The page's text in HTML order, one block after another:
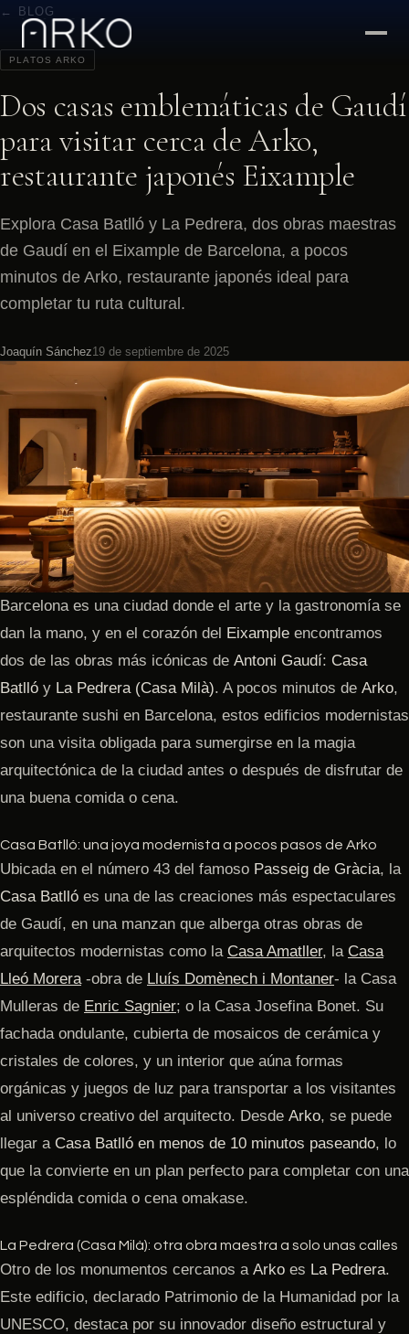
← BLOG
PLATOS ARKO
Dos casas emblemáticas de Gaudí
para visitar cerca de Arko,
restaurante japonés Eixample
Explora Casa Batlló y La Pedrera, dos obras maestras
de Gaudí en el Eixample de Barcelona, a pocos
minutos de Arko, restaurante japonés ideal para
completar tu ruta cultural.
Joaquín Sánchez19 de septiembre de 2025
Barcelona es una ciudad donde el arte y la gastronomía se
dan la mano, y en el corazón del Eixample encontramos
dos de las obras más icónicas de Antoni Gaudí: Casa
Batlló y La Pedrera (Casa Milà). A pocos minutos de Arko,
restaurante sushi en Barcelona, estos edificios modernistas
son una visita obligada para sumergirse en la magia
arquitectónica de la ciudad antes o después de disfrutar de
una buena comida o cena.
Casa Batlló: una joya modernista a pocos pasos de Arko
Ubicada en el número 43 del famoso Passeig de Gràcia, la
Casa Batlló es una de las creaciones más espectaculares
de Gaudí, en una manzan que alberga otras obras de
arquitectos modernistas como la Casa Amatller, la Casa
Lleó Morera -obra de Lluís Domènech i Montaner- la Casa
Mulleras de Enric Sagnier; o la Casa Josefina Bonet. Su
fachada ondulante, cubierta de mosaicos de cerámica y
cristales de colores, y un interior que aúna formas
orgánicas y juegos de luz para transportar a los visitantes
al universo creativo del arquitecto. Desde Arko, se puede
llegar a Casa Batlló en menos de 10 minutos paseando, lo
que la convierte en un plan perfecto para completar con una
espléndida comida o cena omakase.
La Pedrera (Casa Milà): otra obra maestra a solo unas calles
Otro de los monumentos cercanos a Arko es La Pedrera.
Este edificio, declarado Patrimonio de la Humanidad por la
UNESCO, destaca por su innovador diseño estructural y